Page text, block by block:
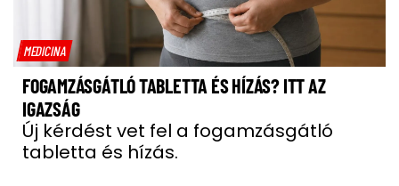
MEDICINA
FOGAMZÁSGÁTLÓ TABLETTA ÉS HÍZÁS? ITT AZ
IGAZSÁG
Új kérdést vet fel a fogamzásgátló
tabletta és hízás.